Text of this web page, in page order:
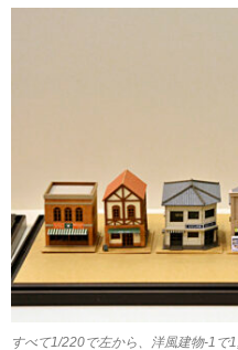
すべて1/220で左から、洋風建物-1で